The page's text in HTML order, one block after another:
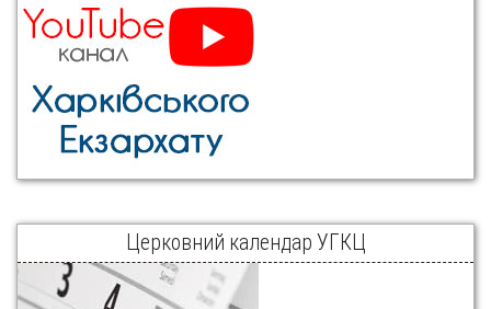
Церковний календар УГКЦ